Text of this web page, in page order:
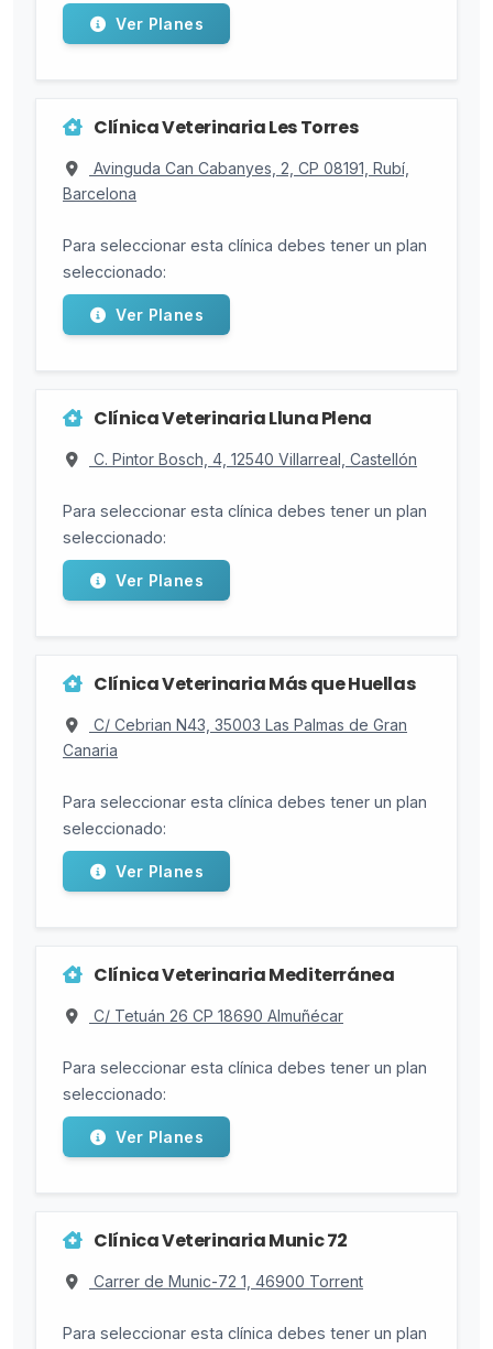
Ver Planes
Clínica Veterinaria Les Torres
Avinguda Can Cabanyes, 2, CP 08191, Rubí,
Barcelona
Para seleccionar esta clínica debes tener un plan
seleccionado:
Ver Planes
Clínica Veterinaria Lluna Plena
C. Pintor Bosch, 4, 12540 Villarreal, Castellón
Para seleccionar esta clínica debes tener un plan
seleccionado:
Ver Planes
Clínica Veterinaria Más que Huellas
C/ Cebrian N43, 35003 Las Palmas de Gran
Canaria
Para seleccionar esta clínica debes tener un plan
seleccionado:
Ver Planes
Clínica Veterinaria Mediterránea
C/ Tetuán 26 CP 18690 Almuñécar
Para seleccionar esta clínica debes tener un plan
seleccionado:
Ver Planes
Clínica Veterinaria Munic 72
Carrer de Munic-72 1, 46900 Torrent
Para seleccionar esta clínica debes tener un plan